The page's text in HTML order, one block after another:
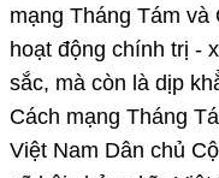
mạng Tháng Tám và
hoạt động chính trị -
sắc, mà còn là dịp
Cách mạng Tháng
Việt Nam Dân chủ